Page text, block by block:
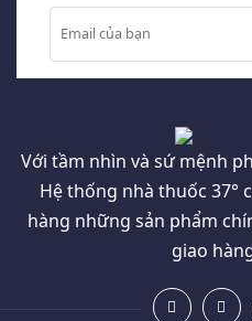
Với tầm nhìn và sứ mệnh
Hệ thống nhà thuốc 37°
hàng những sản phẩm
giao